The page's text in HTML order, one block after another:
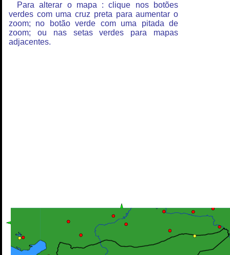
Para alterar o mapa : clique nos botões
verdes com uma cruz preta para aumentar o
zoom; no botão verde com uma pitada de
zoom; ou nas setas verdes para mapas
adjacentes.